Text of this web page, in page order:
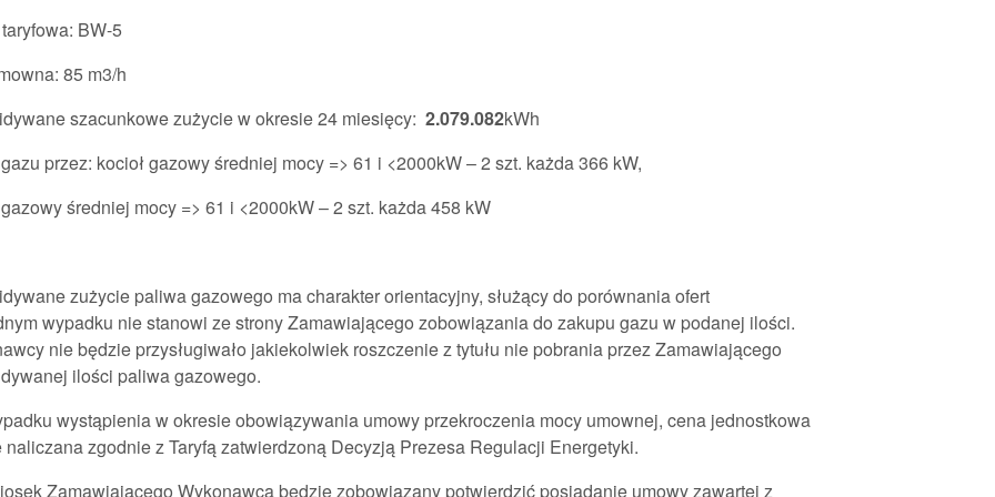
BW-5
85 m3/h
szacunkowe zużycie w okresie 24 miesięcy: 2.079.082kWh
przez: kocioł gazowy średniej mocy => 61 i <2000kW – 2 szt. każda 366 kW,
średniej mocy => 61 i <2000kW – 2 szt. każda 458 kW
zużycie paliwa gazowego ma charakter orientacyjny, służący do porównania ofert
wypadku nie stanowi ze strony Zamawiającego zobowiązania do zakupu gazu w podanej ilości.
nie będzie przysługiwało jakiekolwiek roszczenie z tytułu nie pobrania przez Zamawiającego
ilości paliwa gazowego.
wystąpienia w okresie obowiązywania umowy przekroczenia mocy umownej, cena jednostkowa
naliczana zgodnie z Taryfą zatwierdzoną Decyzją Prezesa Regulacji Energetyki.
Zamawiającego Wykonawca będzie zobowiązany potwierdzić posiadanie umowy zawartej z